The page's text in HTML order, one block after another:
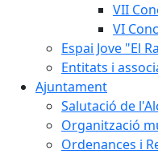
VII
VI
Espai Jove "El
Entitats i
Ajuntament
Salutació de
Organització
Ordenances i